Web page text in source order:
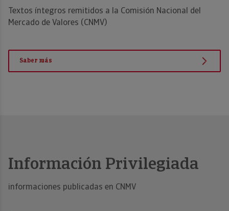
Textos íntegros remitidos a la Comisión Nacional del
Mercado de Valores (CNMV)
Saber más
Información Privilegiada
informaciones publicadas en CNMV